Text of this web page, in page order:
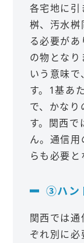
各宅地に
桝、汚水桝
る必要が
の物とな
いう意味
す。1基あ
で、かなり
す。関西で
ん。通信
らも必要と
③ハン
関西では
ぞれ別に